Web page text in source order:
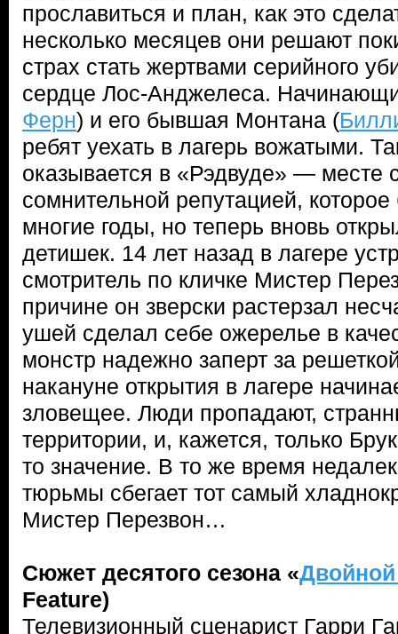
прославиться и план, как это
несколько месяцев они решают
страх стать жертвами серийного
сердце Лос-Анджелеса.
Ферн) и его бывшая Монтана (
ребят уехать в лагерь вожатыми.
оказывается в «Рэдвуде» — месте
сомнительной репутацией,
многие годы, но теперь вновь
детишек. 14 лет назад в лагере
смотритель по кличке Мистер
причине он зверски растерзал
ушей сделал себе ожерелье в
монстр надежно заперт за
накануне открытия в лагере
зловещее. Люди пропадают,
территории, и, кажется, только
то значение. В то же время
тюрьмы сбегает тот самый
Мистер Перезвон…
Сюжет десятого сезона «Двойной
Feature)
Телевизионный сценарист Гарри